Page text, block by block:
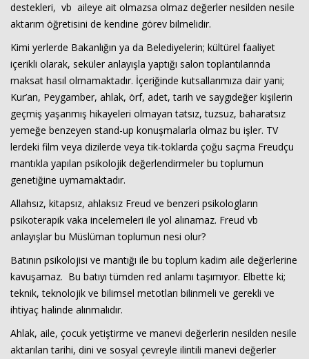
destekleri, vb aileye ait olmazsa olmaz değerler nesilden nesile
aktarım öğretisini de kendine görev bilmelidir.
Kimi yerlerde Bakanlığın ya da Belediyelerin; kültürel faaliyet
içerikli olarak, seküler anlayışla yaptığı salon toplantılarında
maksat hasıl olmamaktadır. İçeriğinde kutsallarımıza dair yani;
Kur’an, Peygamber, ahlak, örf, adet, tarih ve saygıdeğer kişilerin
geçmiş yaşanmış hikayeleri olmayan tatsız, tuzsuz, baharatsız
yemeğe benzeyen stand-up konuşmalarla olmaz bu işler. TV
lerdeki film veya dizilerde veya tik-toklarda çoğu saçma Freudçu
mantıkla yapılan psikolojik değerlendirmeler bu toplumun
genetiğine uymamaktadır.
Allahsız, kitapsız, ahlaksız Freud ve benzeri psikologların
psikoterapik vaka incelemeleri ile yol alınamaz. Freud vb
anlayışlar bu Müslüman toplumun nesi olur?
Batının psikolojisi ve mantığı ile bu toplum kadim aile değerlerine
kavuşamaz. Bu batıyı tümden red anlamı taşımıyor. Elbette ki;
teknik, teknolojik ve bilimsel metotları bilinmeli ve gerekli ve
ihtiyaç halinde alınmalıdır.
Ahlak, aile, çocuk yetiştirme ve manevi değerlerin nesilden nesile
aktarılan tarihi, dini ve sosyal çevreyle ilintili manevi değerler